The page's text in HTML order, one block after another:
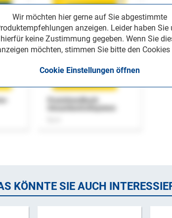
Wir möchten hier gerne auf Sie abgestimmte
anzeigen. Leider haben Sie
hierfür keine Zustimmung gegeben. Wenn Sie
möchten, stimmen Sie bitte den Cookies
Cookie Einstellungen öffnen
Praxishandbuch
KÖNNTE SIE AUCH